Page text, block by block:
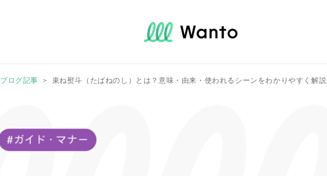
ブログ記事 束ね熨斗（たばねのし）とは？意味・由来・使われるシーンをわかりやすく解説